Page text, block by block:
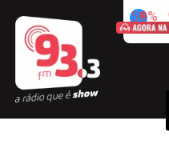
50%